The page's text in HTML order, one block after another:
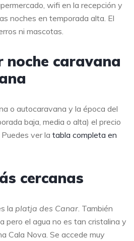
wifi en la recepción y
noches en temporada alta. El
ni mascotas.
noche caravana
o autocaravana y la época del
baja, media o alta) el precio
ver la tabla completa en
cercanas
la platja des Canar . También
pero el agua no es tan cristalina y
Cala Nova. Se accede muy